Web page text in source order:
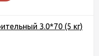
3.0*70 (5 кг)